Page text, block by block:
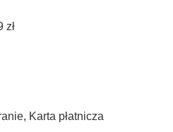
zł
Karta płatnicza